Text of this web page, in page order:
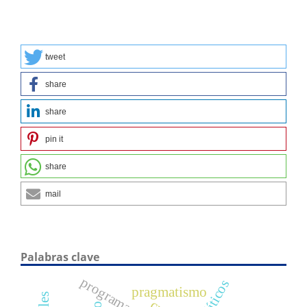
tweet
share
share
pin it
share
mail
Palabras clave
pragmatismo